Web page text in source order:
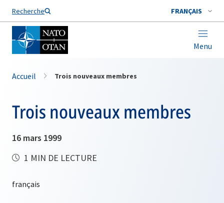
Recherche FRANÇAIS
Menu
Nom de famille*
Accueil Trois nouveaux membres
Trois nouveaux membres
16 mars 1999
1 MIN DE LECTURE